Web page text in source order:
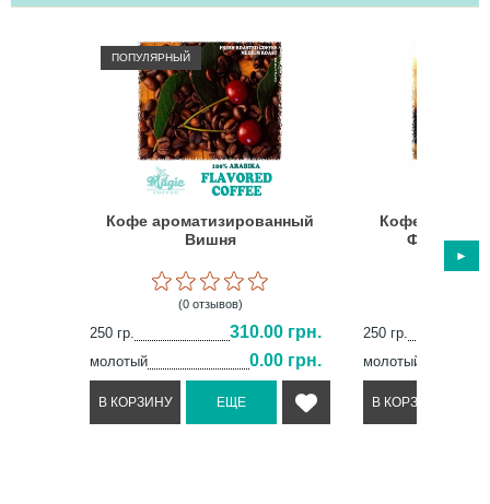
ПОПУЛЯРНЫЙ
Кофе ароматизированный
Вишня
(0 отзывов)
250 гр. 310.00 грн.
молотый 0.00 грн.
Кофе
250 гр.
молотый